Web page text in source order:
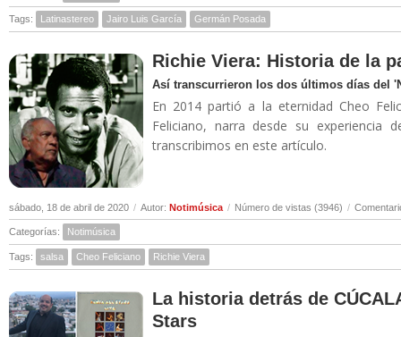
Tags: Latinastereo Jairo Luis García Germán Posada
Richie Viera: Historia de la
Así transcurrieron los dos últimos días del
En 2014 partió a la eternidad Cheo
Feliciano, narra desde su experiencia
transcribimos en este artículo.
sábado, 18 de abril de 2020 / Autor: Notimúsica / Número de vistas (3946) /
Categorías: Notimúsica
Tags: salsa Cheo Feliciano Richie Viera
La historia detrás de
Stars